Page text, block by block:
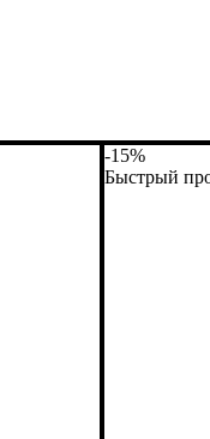
-15%
Быстрый